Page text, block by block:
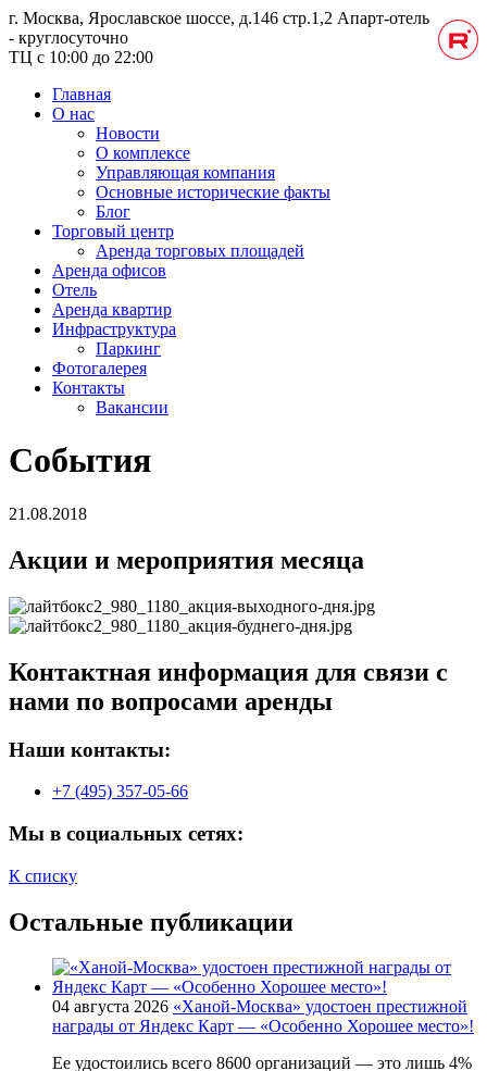
г. Москва, Ярославское шоссе, д.146 стр.1,2 Апарт-отель
- круглосуточно
ТЦ с 10:00 до 22:00
Главная
О нас
Новости
О комплексе
Управляющая компания
Основные исторические факты
Блог
Торговый центр
Аренда торговых площадей
Аренда офисов
Отель
Аренда квартир
Инфраструктура
Паркинг
Фотогалерея
Контакты
Вакансии
События
21.08.2018
Акции и мероприятия месяца
Контактная информация для связи с
нами по вопросами аренды
Наши контакты:
+7 (495) 357-05-66
Мы в социальных сетях:
К списку
Остальные публикации
04 августа 2026 «Ханой-Москва» удостоен престижной
награды от Яндекс Карт — «Особенно Хорошее место»!
Ее удостоились всего 8600 организаций — это лишь 4%